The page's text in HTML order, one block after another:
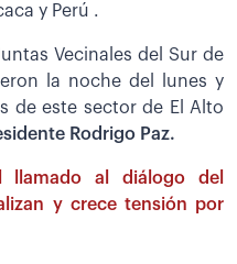
y Perú .
Vecinales del Sur de
la noche del lunes y
de este sector de El Alto
Rodrigo Paz.
llamado al diálogo del
y crece tensión por